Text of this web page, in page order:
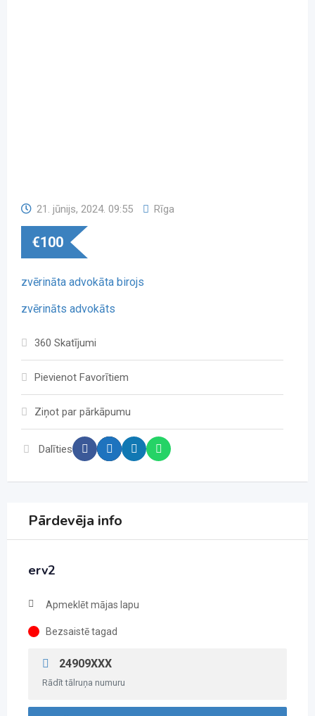
21. jūnijs, 2024. 09:55 Rīga
€100
zvērināta advokāta birojs
zvērināts advokāts
360 Skatījumi
Pievienot Favorītiem
Ziņot par pārkāpumu
Dalīties
Pārdevēja info
erv2
Apmeklēt mājas lapu
Bezsaistē tagad
24909XXX
Rādīt tālruņa numuru